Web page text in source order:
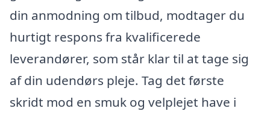
din anmodning om tilbud, modtager du
hurtigt respons fra kvalificerede
leverandører, som står klar til at tage sig
af din udendørs pleje. Tag det første
skridt mod en smuk og velplejet have i